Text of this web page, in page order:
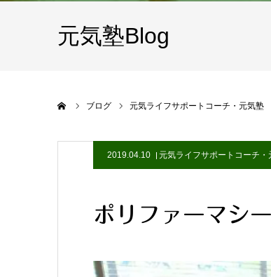
元気塾Blog
ブログ 元気ライフサポートコーチ・元気塾
2019.04.10 元気ライフサポートコーチ・
ポリファーマシ